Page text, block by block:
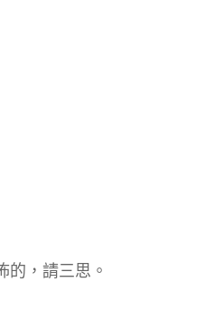
的，請三思。